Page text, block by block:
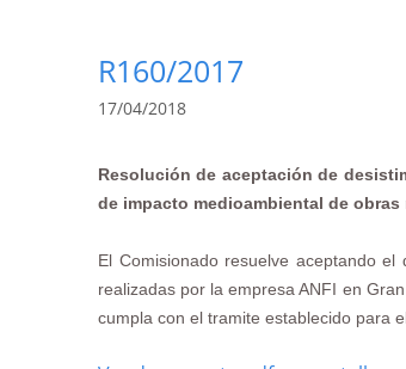
R160/2017
17/04/2018
Resolución de aceptación de
de impacto medioambiental de obras
El Comisionado resuelve aceptando
realizadas por la empresa ANFI en
cumpla con el tramite establecido para